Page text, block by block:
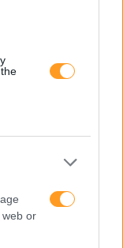
web or